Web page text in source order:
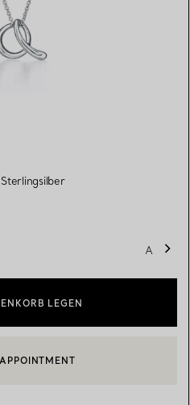
A
LEGEN
ODER EINEN